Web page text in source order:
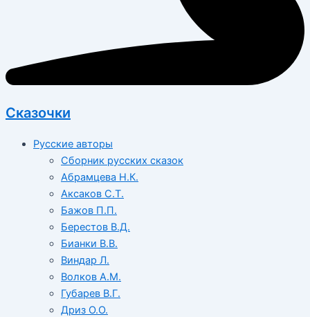
Сказочки
Русские авторы
Сборник русских сказок
Абрамцева Н.К.
Аксаков С.Т.
Бажов П.П.
Берестов В.Д.
Бианки В.В.
Виндар Л.
Волков А.М.
Губарев В.Г.
Дриз О.О.